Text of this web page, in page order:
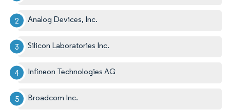
Analog Devices, Inc.
Silicon Laboratories Inc.
Infineon Technologies AG
Broadcom Inc.